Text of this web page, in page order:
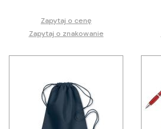
Zapytaj o cenę
Zapytaj o znakowanie